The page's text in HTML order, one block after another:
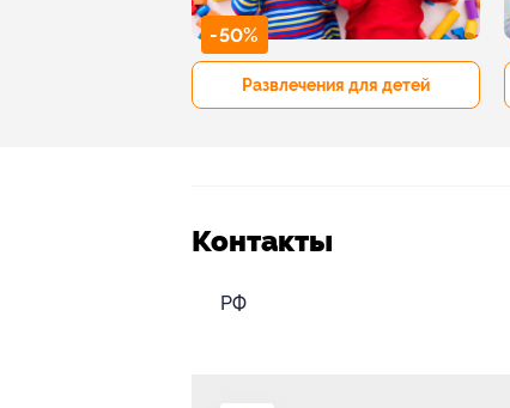
-50%
Развлечения для детей
Контакты
РФ